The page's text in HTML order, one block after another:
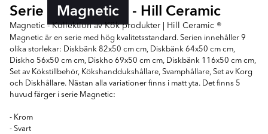
Serie Magnetic - Hill Ceramic
Magnetic - Kollektion av Kök produkter | Hill Ceramic ®
Magnetic är en serie med hög kvalitetsstandard. Serien innehåller 9
olika storlekar: Diskbänk 82x50 cm cm, Diskbänk 64x50 cm cm,
Diskho 56x50 cm cm, Diskho 69x50 cm cm, Diskbänk 116x50 cm cm,
Set av Kökstillbehör, Kökshanddukshållare, Svamphållare, Set av Korg
och Diskhållare. Nästan alla variationer finns i matt yta. Det finns 5
huvud färger i serie Magnetic:
- Krom
- Svart